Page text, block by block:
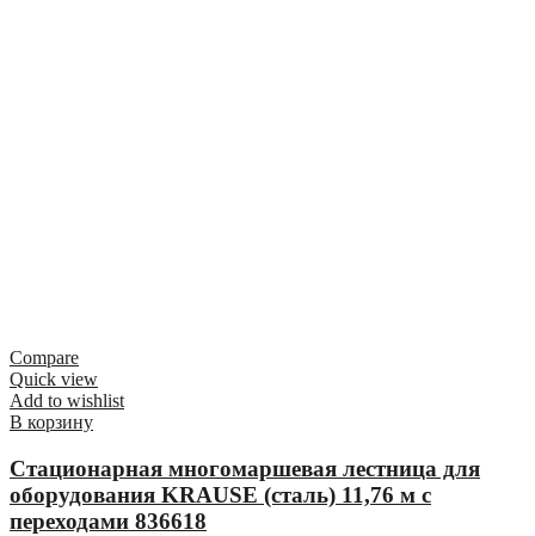
Compare
Quick view
Add to wishlist
В корзину
Стационарная многомаршевая лестница для
оборудования KRAUSE (сталь) 11,76 м с
переходами 836618